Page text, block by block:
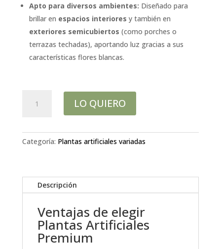
Apto para diversos ambientes: Diseñado para
brillar en espacios interiores y también en
exteriores semicubiertos (como porches o
terrazas techadas), aportando luz gracias a sus
características flores blancas.
SPATIPHYLLUM
TRONC
LO QUIERO
Categoría: Plantas artificiales variadas
Descripción
Ventajas de elegir
Plantas Artificiales
Premium